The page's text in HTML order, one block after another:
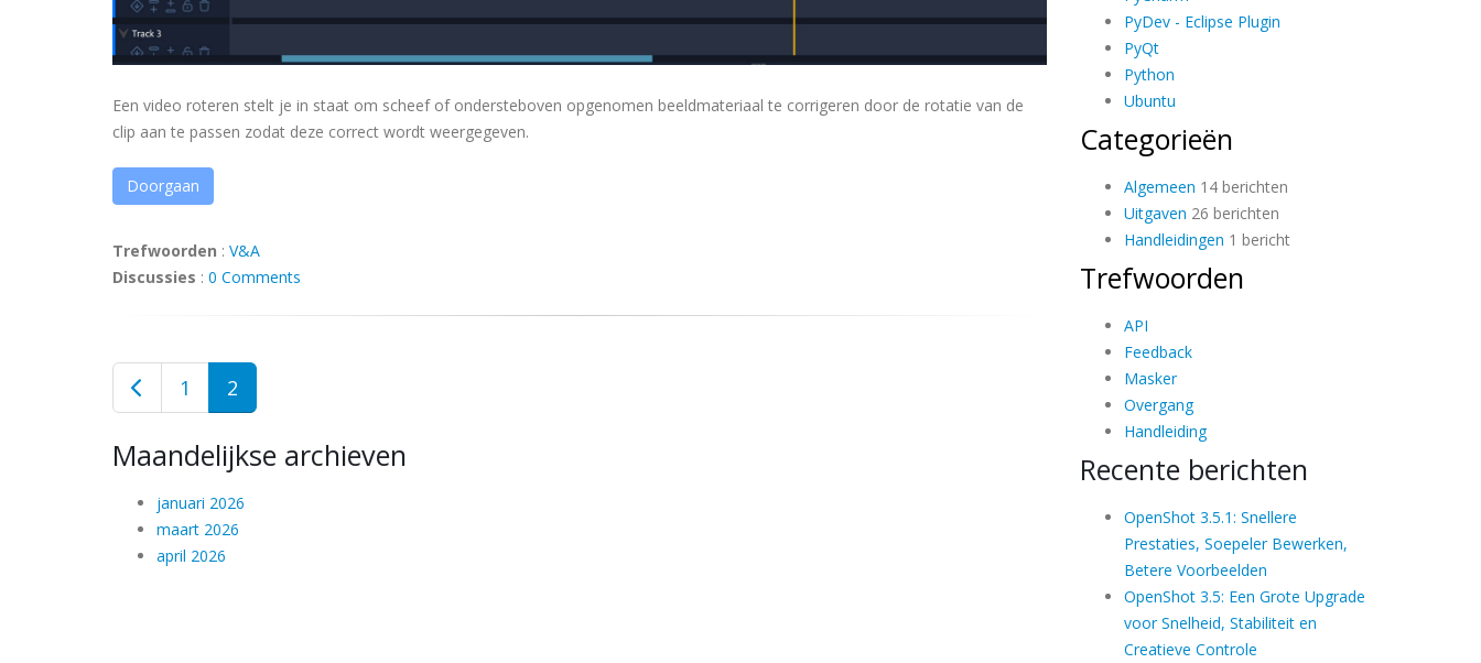
Een video roteren stelt je in staat om scheef of ondersteboven opgenomen beeldmateriaal te corrigeren door de rotatie van de
clip aan te passen zodat deze correct wordt weergegeven.
Doorgaan
Trefwoorden : V&A
Discussies : 0 Comments
1 2
Maandelijkse archieven
januari 2026
maart 2026
april 2026
PyDev - Eclipse Plugin
PyQt
Python
Ubuntu
Categorieën
Algemeen 14 berichten
Uitgaven 26 berichten
Handleidingen 1 bericht
Trefwoorden
API
Feedback
Masker
Overgang
Handleiding
Recente berichten
OpenShot 3.5.1: Snellere
Prestaties, Soepeler Bewerken,
Betere Voorbeelden
OpenShot 3.5: Een Grote Upgrade
voor Snelheid, Stabiliteit en
Creatieve Controle